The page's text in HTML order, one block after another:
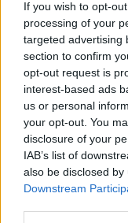
If you wish to opt-
processing of your
targeted advertising
section to confirm
opt-out request is
interest-based ads
us or personal
your opt-out. You
disclosure of your
IAB’s list of
also be disclosed
Downstream
Tarifs SMS
SMS Partner
prépayés,
En France, le
environ 10 €
selon le pays
€ en Belgique